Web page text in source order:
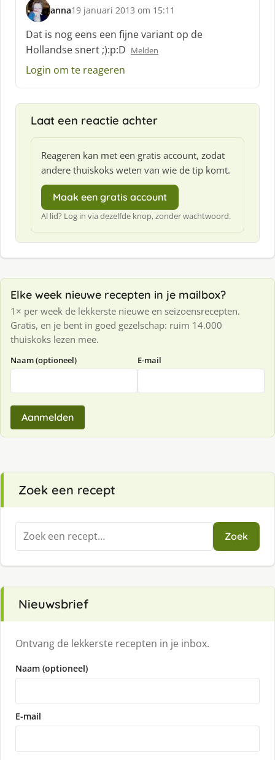
anna
s
c
h
r
e
:
19 januari 2013 om 15:11
Dat is nog eens een fijne variant op de
Hollandse snert ;):p:D Melden
Login om te reageren
Laat een reactie achter
Reageren kan met een gratis account, zodat
andere thuiskoks weten van wie de tip komt.
Maak een gratis account
Al lid? Log in via dezelfde knop, zonder wachtwoord.
Elke week nieuwe recepten in je mailbox?
1× per week de lekkerste nieuwe en seizoensrecepten.
Gratis, en je bent in goed gezelschap: ruim 14.000
thuiskoks lezen mee.
Naam (optioneel) E-mail
Aanmelden
Zoek een recept
Zoeken
naar:
Zoek
Nieuwsbrief
Ontvang de lekkerste recepten in je inbox.
Naam (optioneel)
E-mail